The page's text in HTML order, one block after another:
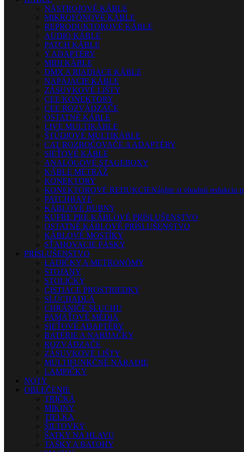
NÁSTROJOVÉ KÁBLE
MIKROFÓNOVÉ KÁBLE
REPRODUKTOROVÉ KÁBLE
AUDIO KÁBLE
PATCH KÁBLE
Y ADAPTÉRY
MIDI KÁBLE
DMX A RIADIACE KÁBLE
NAPÁJACIE KÁBLE
ZÁSUVKOVÉ LIŠTY
CEE KONEKTORY
CEE ROZVÁDZAČE
OSTATNÉ KÁBLE
LIVE MULTIKÁBLE
ŠTÚDIOVÉ MULTIKÁBLE
CAT ROZBOČOVAČE A ADAPTÉRY
SIEŤOVÉ KÁBLE
ANALÓGOVÉ STAGEBOXY
KÁBLE METRÁŽ
KONEKTORY
KONEKTOROVÉ REDUKCIENájdite si vhodnú redukciu
PATCHBAYE
KÁBLOVÉ BUBNY
KUFRE PRE KÁBLOVÉ PRÍSLUŠENSTVO
OSTATNÉ KÁBLOVÉ PRÍSLUŠENSTVO
KÁBLOVÉ MOSTÍKY
SŤAHOVACIE PÁSKY
PRÍSLUŠENSTVO
LADIČKY A METRONÓMY
STOJANY
STOLIČKY
ČISTIACE PROSTRIEDKY
SLÚCHADLÁ
CHRÁNIČE SLUCHU
PAMÄŤOVÉ MÉDIÁ
SIEŤOVÉ ADAPTÉRY
BATÉRIE A NABÍJAČKY
ROZVÁDZAČE
ZÁSUVKOVÉ LIŠTY
MULTIFUNKČNÉ NÁRADIE
LAMPIČKY
NOTY
OBLEČENIE
TRIČKÁ
MIKINY
TIELKA
ŠILTOVKY
ŠATKY NA HLAVU
TAŠKY A BATOHY